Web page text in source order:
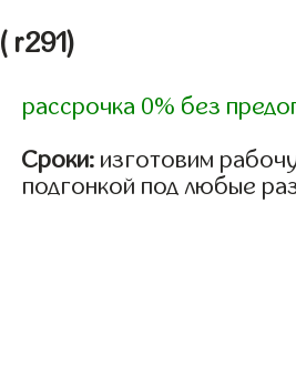
( r291)
рассрочка 0% без
Сроки: изготовим
подгонкой под любые